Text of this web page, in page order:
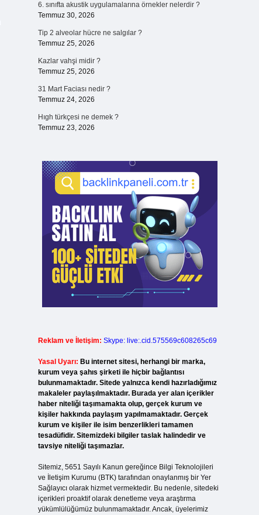
6. sınıfta akustik uygulamalarına örnekler nelerdir ?
Temmuz 30, 2026
Tip 2 alveolar hücre ne salgılar ?
Temmuz 25, 2026
Kazlar vahşi midir ?
Temmuz 25, 2026
31 Mart Faciası nedir ?
Temmuz 24, 2026
Hıgh türkçesi ne demek ?
Temmuz 23, 2026
Reklam ve İletişim: Skype: live:.cid.575569c608265c69
Yasal Uyarı: Bu internet sitesi, herhangi bir marka,
kurum veya şahıs şirketi ile hiçbir bağlantısı
bulunmamaktadır. Sitede yalnızca kendi hazırladığımız
makaleler paylaşılmaktadır. Burada yer alan içerikler
haber niteliği taşımamakta olup, gerçek kurum ve
kişiler hakkında paylaşım yapılmamaktadır. Gerçek
kurum ve kişiler ile isim benzerlikleri tamamen
tesadüfidir. Sitemizdeki bilgiler taslak halindedir ve
tavsiye niteliği taşımazlar.
Sitemiz, 5651 Sayılı Kanun gereğince Bilgi Teknolojileri
ve İletişim Kurumu (BTK) tarafından onaylanmış bir Yer
Sağlayıcı olarak hizmet vermektedir. Bu nedenle, sitedeki
içerikleri proaktif olarak denetleme veya araştırma
yükümlülüğümüz bulunmamaktadır. Ancak, üyelerimiz